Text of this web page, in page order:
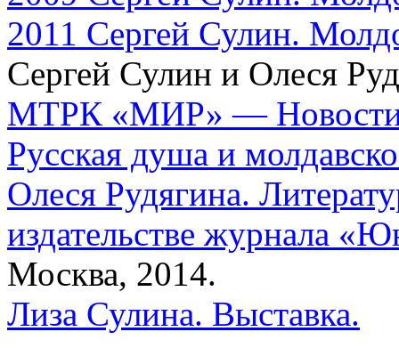
2011 Сергей Сулин.
Сергей Сулин и Олеся
МТРК «МИР» — Новости
Русская душа и
Олеся Рудягина.
издательстве журнала
Москва, 2014.
Лиза Сулина. Выставка.